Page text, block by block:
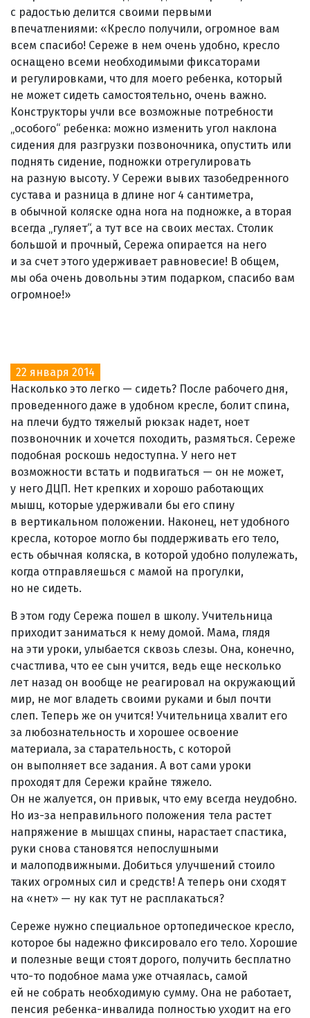
с радостью делится своими первыми
впечатлениями: «Кресло получили, огромное вам
всем спасибо! Сереже в нем очень удобно, кресло
оснащено всеми необходимыми фиксаторами
и регулировками, что для моего ребенка, который
не может сидеть самостоятельно, очень важно.
Конструкторы учли все возможные потребности
„особого“ ребенка: можно изменить угол наклона
сидения для разгрузки позвоночника, опустить или
поднять сидение, подножки отрегулировать
на разную высоту. У Сережи вывих тазобедренного
сустава и разница в длине ног 4 сантиметра,
в обычной коляске одна нога на подножке, а вторая
всегда „гуляет“, а тут все на своих местах. Столик
большой и прочный, Сережа опирается на него
и за счет этого удерживает равновесие! В общем,
мы оба очень довольны этим подарком, спасибо вам
огромное!»
22 января 2014
Насколько это легко — сидеть? После рабочего дня,
проведенного даже в удобном кресле, болит спина,
на плечи будто тяжелый рюкзак надет, ноет
позвоночник и хочется походить, размяться. Сереже
подобная роскошь недоступна. У него нет
возможности встать и подвигаться — он не может,
у него ДЦП. Нет крепких и хорошо работающих
мышц, которые удерживали бы его спину
в вертикальном положении. Наконец, нет удобного
кресла, которое могло бы поддерживать его тело,
есть обычная коляска, в которой удобно полулежать,
когда отправляешься с мамой на прогулки,
но не сидеть.
В этом году Сережа пошел в школу. Учительница
приходит заниматься к нему домой. Мама, глядя
на эти уроки, улыбается сквозь слезы. Она, конечно,
счастлива, что ее сын учится, ведь еще несколько
лет назад он вообще не реагировал на окружающий
мир, не мог владеть своими руками и был почти
слеп. Теперь же он учится! Учительница хвалит его
за любознательность и хорошее освоение
материала, за старательность, с которой
он выполняет все задания. А вот сами уроки
проходят для Сережи крайне тяжело.
Он не жалуется, он привык, что ему всегда неудобно.
Но из-за неправильного положения тела растет
напряжение в мышцах спины, нарастает спастика,
руки снова становятся непослушными
и малоподвижными. Добиться улучшений стоило
таких огромных сил и средств! А теперь они сходят
на «нет» — ну как тут не расплакаться?
Сереже нужно специальное ортопедическое кресло,
которое бы надежно фиксировало его тело. Хорошие
и полезные вещи стоят дорого, получить бесплатно
что-то подобное мама уже отчаялась, самой
ей не собрать необходимую сумму. Она не работает,
пенсия ребенка-инвалида полностью уходит на его